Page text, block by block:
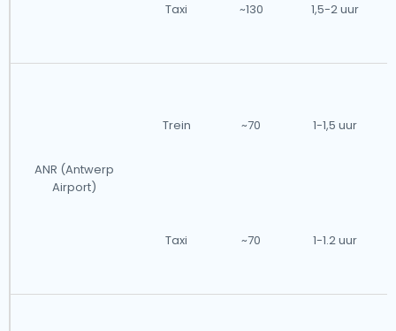
Taxi ~130 1,5-2 uur
ANR (Antwerp
Airport)
Trein ~70 1-1,5 uur
Taxi ~70 1-1.2 uur